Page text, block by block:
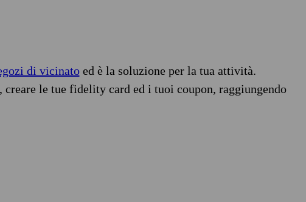
di vicinatoed è la soluzione per la tua attività.
le tue fidelity card ed i tuoi coupon, raggiungendo